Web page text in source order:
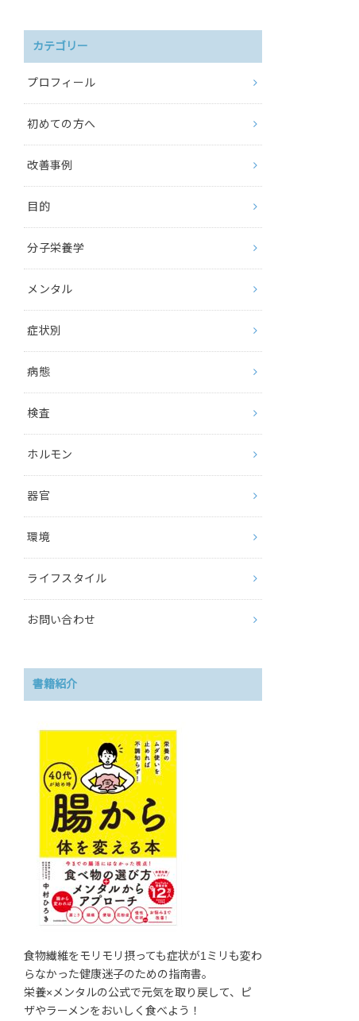
カテゴリー
プロフィール
初めての方へ
改善事例
目的
分子栄養学
メンタル
症状別
病態
検査
ホルモン
器官
環境
ライフスタイル
お問い合わせ
書籍紹介
食物繊維をモリモリ摂っても症状が1ミリも変わ
らなかった健康迷子のための指南書。
栄養×メンタルの公式で元気を取り戻して、ピ
ザやラーメンをおいしく食べよう！